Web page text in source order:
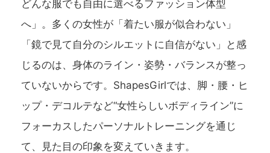
どんな服でも自由に選べるファッション体型
へ」。多くの女性が「着たい服が似合わない」
「鏡で見て自分のシルエットに自信がない」と感
じるのは、身体のライン・姿勢・バランスが整っ
ていないからです。ShapesGirlでは、脚・腰・ヒ
ップ・デコルテなど“女性らしいボディライン”に
フォーカスしたパーソナルトレーニングを通じ
て、見た目の印象を変えていきます。